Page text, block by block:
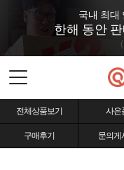
국내 최대
한해 동안
전체상품보기 사은
구매후기 문의게